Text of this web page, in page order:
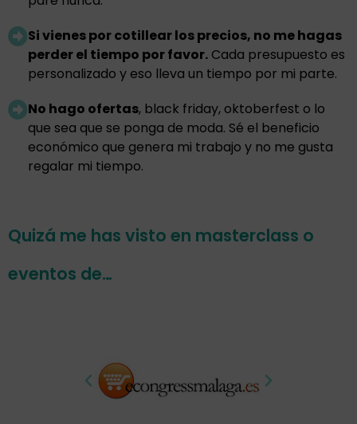
Si vienes por cotillear los precios, no me hagas
perder el tiempo por favor. Cada presupuesto es
personalizado y eso lleva un tiempo por mi parte.
No hago ofertas, black friday, oktoberfest o lo
que sea que se ponga de moda. Sé el beneficio
económico que genera mi trabajo y no me gusta
regalar mi tiempo.
Quizá me has visto en masterclass o
eventos de…